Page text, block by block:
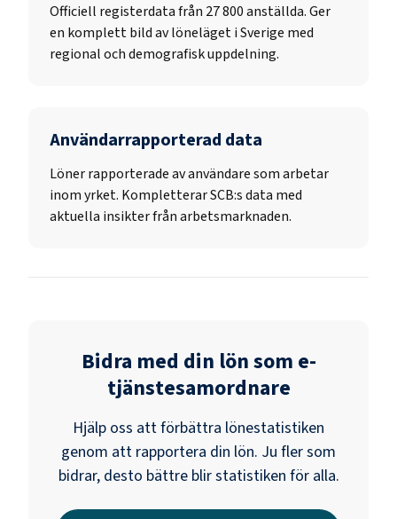
Officiell registerdata från 27 800anställda. Ger
en komplett bild av löneläget i Sverige med
regional och demografisk uppdelning.
Användarrapporterad data
Löner rapporterade av användare som arbetar
inom yrket. Kompletterar SCB:s data med
aktuella insikter från arbetsmarknaden.
Bidra med din lön som e-
tjänstesamordnare
Hjälp oss att förbättra lönestatistiken
genom att rapportera din lön. Ju fler som
bidrar, desto bättre blir statistiken för alla.